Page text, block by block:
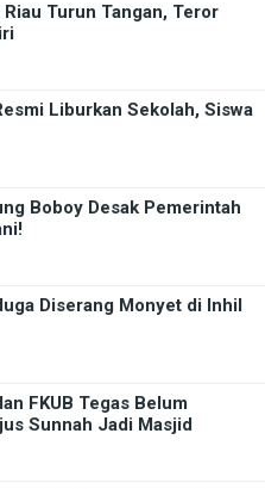
Turun Tangan, Teror
Liburkan Sekolah, Siswa
Boboy Desak Pemerintah
Diserang Monyet di Inhil
FKUB Tegas Belum
Sunnah Jadi Masjid